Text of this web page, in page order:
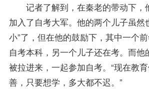
记者了解到，在秦老的带动下，
加入了自考大军。他的两个儿子虽然
小”了，但在他的鼓励下，其中一个
自考本科，另一个儿子还在考。而他
被拉进来，一起参加自考。“现在教
善，只要想学，多大都不迟。”